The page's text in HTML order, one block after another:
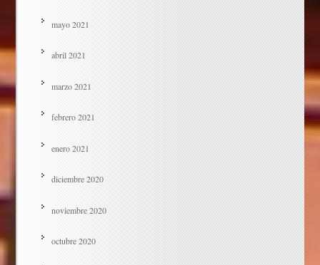
mayo 2021
abril 2021
marzo 2021
febrero 2021
enero 2021
diciembre 2020
noviembre 2020
octubre 2020